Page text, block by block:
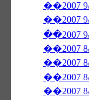
��2007
��2007
��2007
��2007